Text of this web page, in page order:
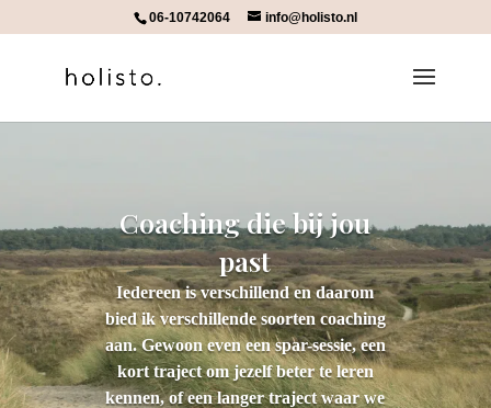
06-10742064 info@holisto.nl
Coaching die bij jou
past
Iedereen is verschillend en daarom
bied ik verschillende soorten coaching
aan. Gewoon even een spar-sessie, een
kort traject om jezelf beter te leren
kennen, of een langer traject waar we